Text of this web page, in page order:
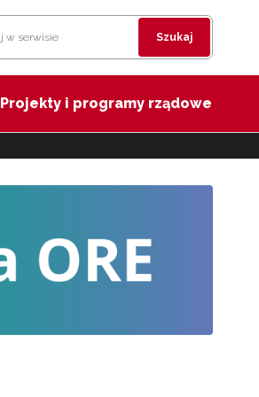
Szukaj
Projekty i programy rządowe